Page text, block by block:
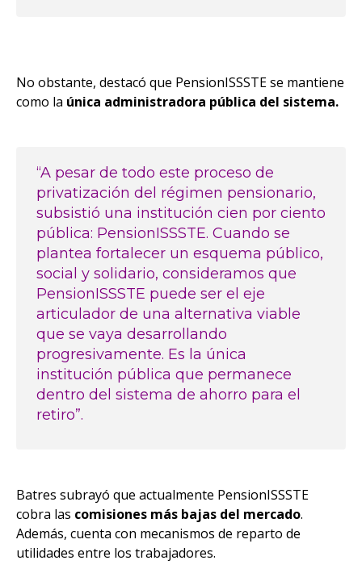
No obstante, destacó que PensionISSSTE se mantiene
como la única administradora pública del sistema.
“A pesar de todo este proceso de
privatización del régimen pensionario,
subsistió una institución cien por ciento
pública: PensionISSSTE. Cuando se
plantea fortalecer un esquema público,
social y solidario, consideramos que
PensionISSSTE puede ser el eje
articulador de una alternativa viable
que se vaya desarrollando
progresivamente. Es la única
institución pública que permanece
dentro del sistema de ahorro para el
retiro”.
Batres subrayó que actualmente PensionISSSTE
cobra las comisiones más bajas del mercado.
Además, cuenta con mecanismos de reparto de
utilidades entre los trabajadores.